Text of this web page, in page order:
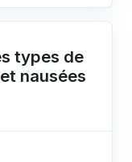
types de
nausées